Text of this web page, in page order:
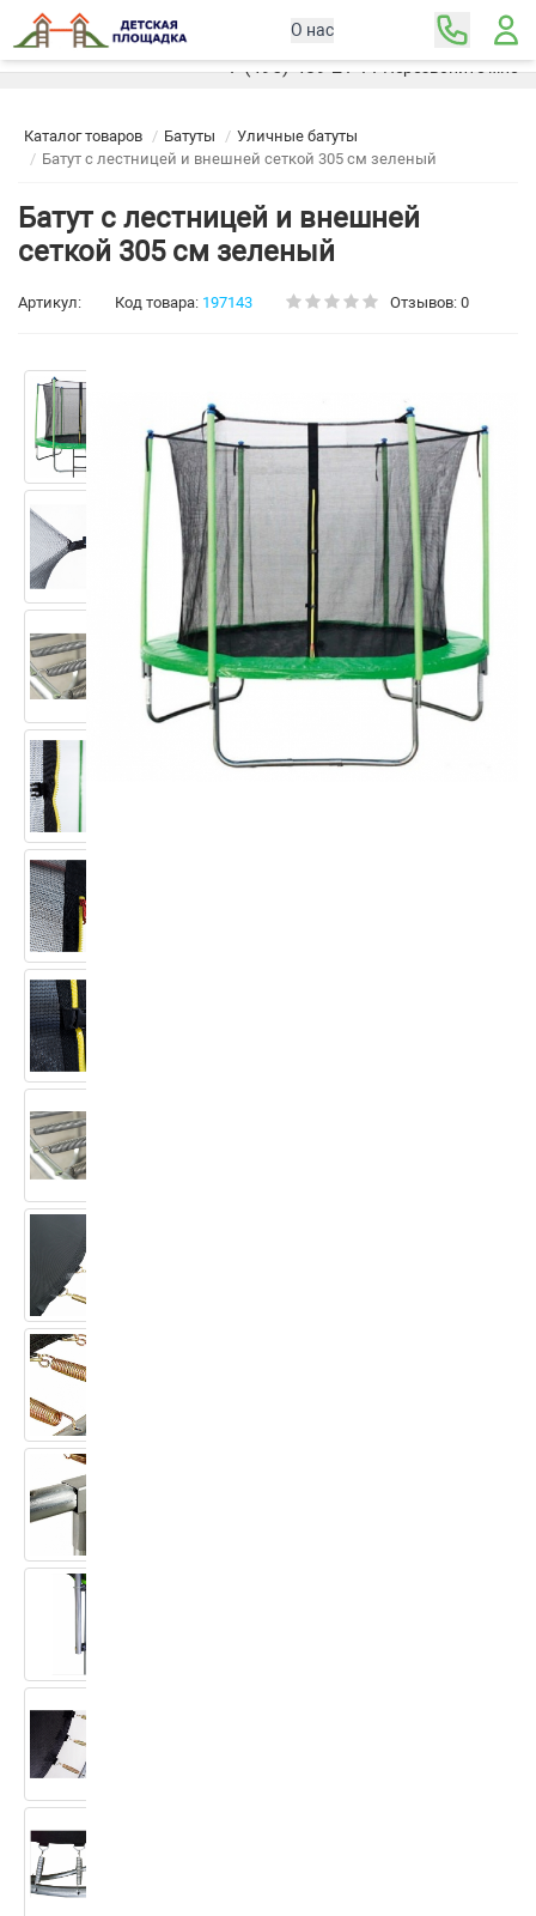
О нас
Москва
+7 (495) 489-21-11Перезвоните мне
Каталог товаров Батуты
Уличные батуты
Батут с лестницей и внешней сеткой 305 см зеленый
Батут с лестницей и внешней
сеткой 305 см зеленый
Артикул: Код товара: 197143 Отзывов: 0